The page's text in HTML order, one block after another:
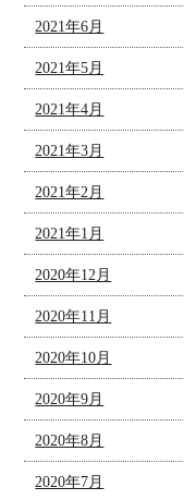
2021年6月
2021年5月
2021年4月
2021年3月
2021年2月
2021年1月
2020年12月
2020年11月
2020年10月
2020年9月
2020年8月
2020年7月